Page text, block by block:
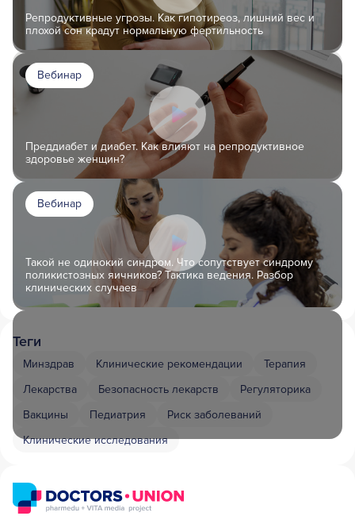
Репродуктивные угрозы. Как гипотиреоз, лишний вес и
плохой сон крадут нормальную фертильность
Вебинар
Преддиабет и диабет. Как влияют на репродуктивное
здоровье женщин?
Вебинар
Такой не одинокий синдром. Что сопутствует синдрому
поликистозных яичников? Тактика ведения. Разбор
клинических случаев
Теги
Минздрав Клинические рекомендации
Терапия
Лекарства
Безопасность лекарств
Регуляторика
Вакцины
Педиатрия
Риск заболеваний
Клинические исследования